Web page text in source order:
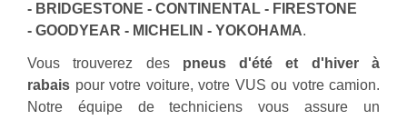
- BRIDGESTONE - CONTINENTAL - FIRESTONE
- GOODYEAR - MICHELIN - YOKOHAMA.
Vous trouverez des pneus d'été et d'hiver à
rabais pour votre voiture, votre VUS ou votre camion.
Notre équipe de techniciens vous assure un